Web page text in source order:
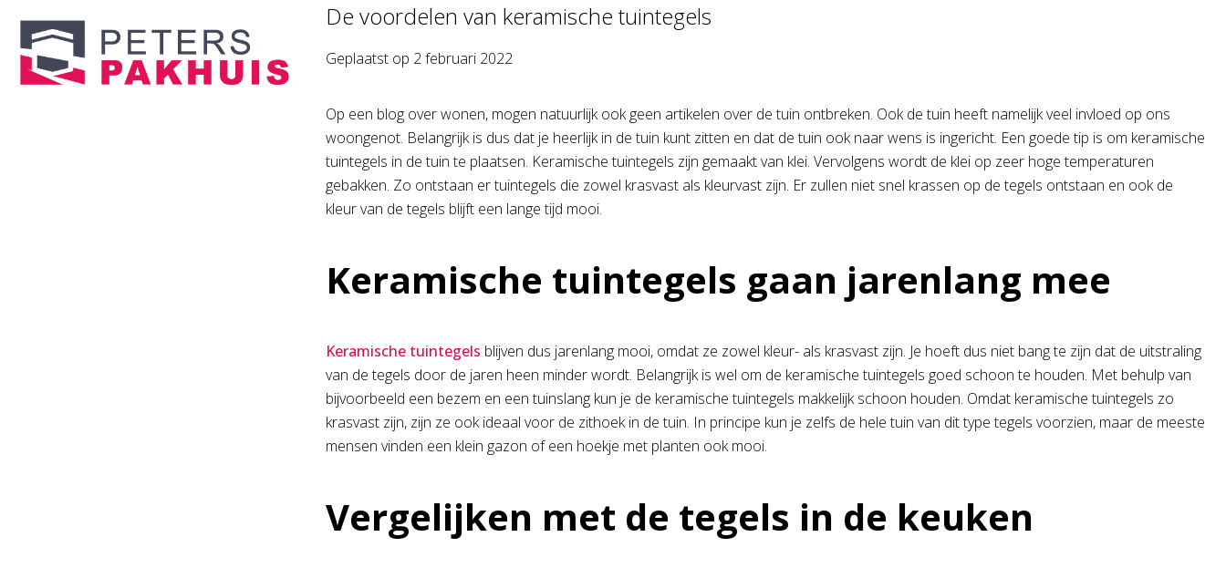
De voordelen van keramische tuintegels
Geplaatst op 2 februari 2022
Op een blog over wonen, mogen natuurlijk ook geen artikelen over de tuin ontbreken. Ook de tuin heeft namelijk veel invloed op ons
woongenot. Belangrijk is dus dat je heerlijk in de tuin kunt zitten en dat de tuin ook naar wens is ingericht. Een goede tip is om keramische
tuintegels in de tuin te plaatsen. Keramische tuintegels zijn gemaakt van klei. Vervolgens wordt de klei op zeer hoge temperaturen
gebakken. Zo ontstaan er tuintegels die zowel krasvast als kleurvast zijn. Er zullen niet snel krassen op de tegels ontstaan en ook de
kleur van de tegels blijft een lange tijd mooi.
Keramische tuintegels gaan jarenlang mee
Keramische tuintegels blijven dus jarenlang mooi, omdat ze zowel kleur- als krasvast zijn. Je hoeft dus niet bang te zijn dat de uitstraling
van de tegels door de jaren heen minder wordt. Belangrijk is wel om de keramische tuintegels goed schoon te houden. Met behulp van
bijvoorbeeld een bezem en een tuinslang kun je de keramische tuintegels makkelijk schoon houden. Omdat keramische tuintegels zo
krasvast zijn, zijn ze ook ideaal voor de zithoek in de tuin. In principe kun je zelfs de hele tuin van dit type tegels voorzien, maar de meeste
mensen vinden een klein gazon of een hoekje met planten ook mooi.
Vergelijken met de tegels in de keuken